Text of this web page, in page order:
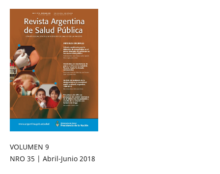
VOLUMEN 9
NRO 35 | Abril-Junio 2018